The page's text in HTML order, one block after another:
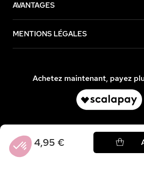
4,95 €
AVANTAGES
MENTIONS LÉGALES
Achetez maintenant, payez